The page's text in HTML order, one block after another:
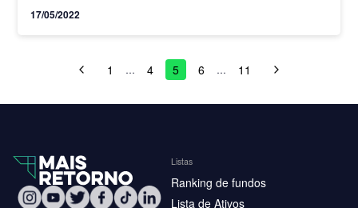
17/05/2022
1 … 4 5 6 … 11
Listas
Ranking de fundos
Lista de Ativos